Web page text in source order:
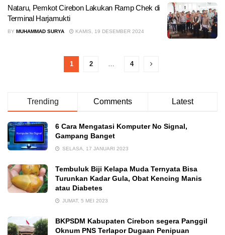
Nataru, Pemkot Cirebon Lakukan Ramp Chek di
Terminal Harjamukti
BY MUHAMMAD SURYA KAMIS, 19 DESEMBER 2024
1 2 4
Trending Comments Latest
6 Cara Mengatasi Komputer No Signal,
Gampang Banget
SELASA, 17 JANUARI 2023
Tembuluk Biji Kelapa Muda Ternyata Bisa
Turunkan Kadar Gula, Obat Kencing Manis
atau Diabetes
JUMAT, 5 MEI 2023
BKPSDM Kabupaten Cirebon segera Panggil
Oknum PNS Terlapor Dugaan Penipuan